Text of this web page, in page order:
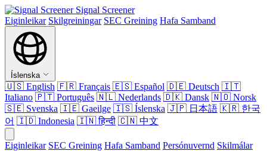
Signal Screener
Eiginleikar Skilgreiningar SEC Greining Hafa Samband
Íslenska
🇺🇸 English 🇫🇷 Français 🇪🇸 Español 🇩🇪 Deutsch 🇮🇹
Italiano 🇵🇹 Português 🇳🇱 Nederlands 🇩🇰 Dansk 🇳🇴 Norsk
🇸🇪 Svenska 🇮🇪 Gaeilge 🇮🇸 Íslenska 🇯🇵 日本語 🇰🇷 한국
어 🇮🇩 Indonesia 🇮🇳हिन्दी 🇨🇳 中文
Eiginleikar SEC Greining Hafa Samband Persónuvernd Skilmálar